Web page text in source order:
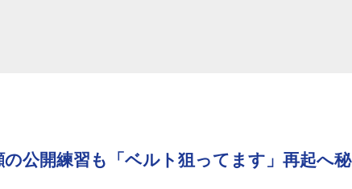
の公開練習も「ベルト狙ってます」再起へ秘